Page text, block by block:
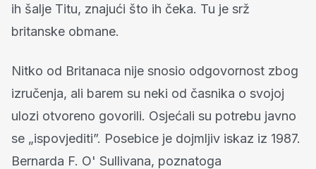
ih šalje Titu, znajući što ih čeka. Tu je srž
britanske obmane.
Nitko od Britanaca nije snosio odgovornost zbog
izručenja, ali barem su neki od časnika o svojoj
ulozi otvoreno govorili. Osjećali su potrebu javno
se „ispovjediti”. Posebice je dojmljiv iskaz iz 1987.
Bernarda F. O' Sullivana, poznatoga